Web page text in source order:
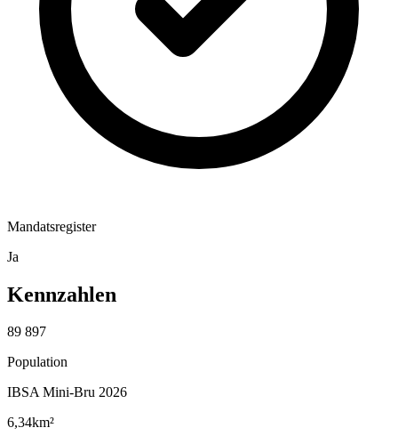
Mandatsregister
Ja
Kennzahlen
89 897
Population
IBSA Mini-Bru 2026
6,34km²